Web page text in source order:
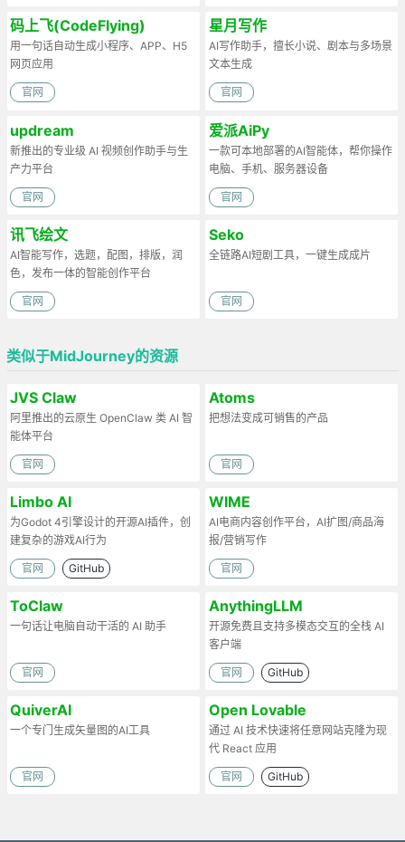
码上飞(CodeFlying)
用一句话自动生成小程序、APP、H5
网页应用
官网
星月写作
AI写作助手，擅长小说、剧本与多场景
文本生成
官网
updream
新推出的专业级 AI 视频创作助手与生
产力平台
官网
爱派AiPy
一款可本地部署的AI智能体，帮你操作
电脑、手机、服务器设备
官网
讯飞绘文
AI智能写作，选题，配图，排版，润
色，发布一体的智能创作平台
官网
Seko
全链路AI短剧工具，一键生成成片
官网
类似于MidJourney‌的资源
JVS Claw
阿里推出的云原生 OpenClaw 类 AI 智
能体平台
官网
Atoms
把想法变成可销售的产品
官网
Limbo AI
为Godot 4引擎设计的开源AI插件，创
建复杂的游戏AI行为
官网 GitHub
WIME
AI电商内容创作平台，AI扩图/商品海
报/营销写作
官网
ToClaw
一句话让电脑自动干活的 AI 助手
官网
AnythingLLM
开源免费且支持多模态交互的全栈 AI
客户端
官网 GitHub
QuiverAI
一个专门生成矢量图的AI工具
官网
Open Lovable
通过 AI 技术快速将任意网站克隆为现
代 React 应用
官网 GitHub